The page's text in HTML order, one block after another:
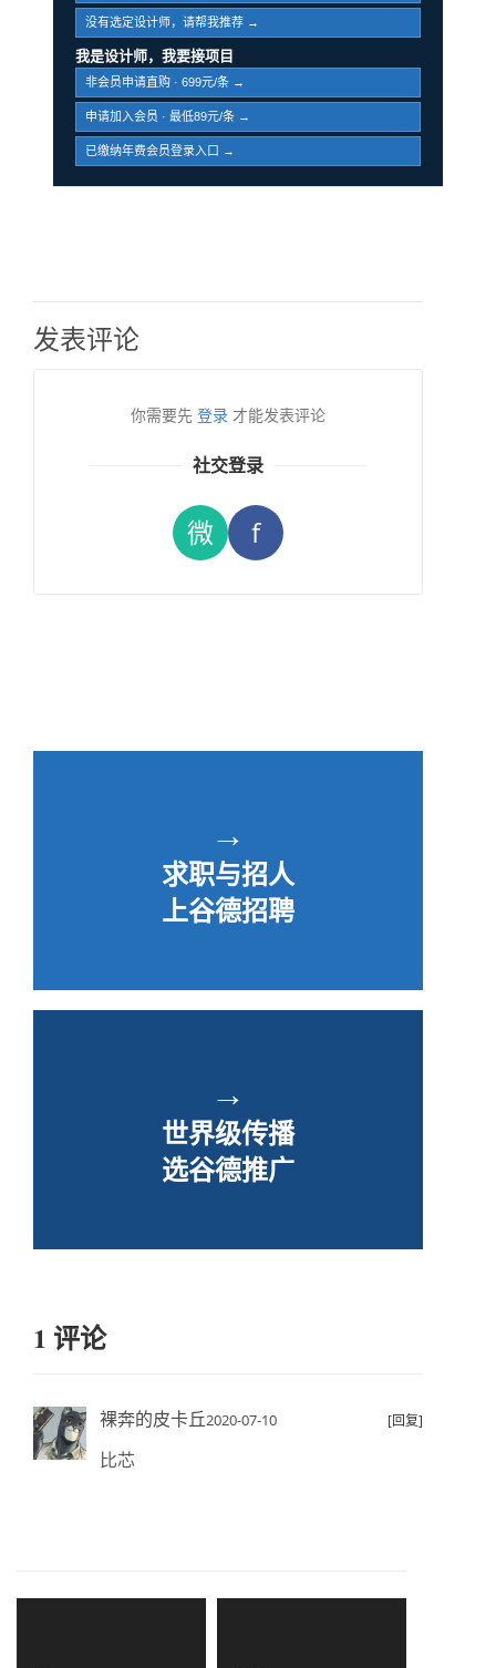
没有选定设计师，请帮我推荐 →
我是设计师，我要接项目
非会员申请直购 · 699元/条 →
申请加入会员 · 最低89元/条 →
已缴纳年费会员登录入口 →
发表评论
你需要先 登录 才能发表评论
社交登录
微 f
→
求职与招人
上谷德招聘
→
世界级传播
选谷德推广
1 评论
裸奔的皮卡丘2020-07-10 [回复]
比芯